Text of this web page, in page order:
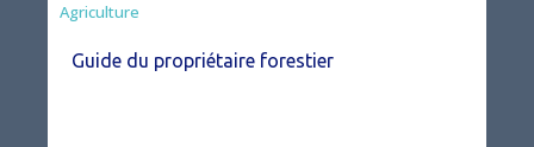
Agriculture
Guide du propriétaire forestier